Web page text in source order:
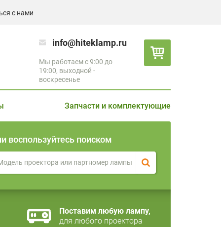
с нами
info@hiteklamp.ru
Мы работаем с 9:00 до
19:00, выходной -
воскресенье
Запчасти и комплектующие
воспользуйтесь поиском
Поставим любую лампу,
для любого проектора